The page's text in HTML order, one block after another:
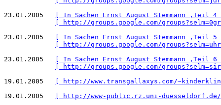
23.01.2005
[ In Sachen Ernst August
[ http://groups.google.com/
23.01.2005
[ In Sachen Ernst August
[ http://groups.google.com/
23.01.2005
[ In Sachen Ernst August
[ http://groups.google.com/
19.01.2005
[ http://www.transgallaxys.com/
19.01.2005
[ http://www-public.rz.uni-